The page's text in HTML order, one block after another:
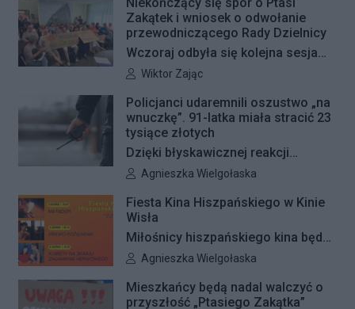
interpelację, w której proponuje
wyznaczenie kolejnych stref FREE
GRAFFITI we współpracy z
Zarządem Dróg Miejskich.
Zakątek i wniosek o odwołanie
przewodniczącego Rady Dzielnicy
Wczoraj odbyła się kolejna sesja
poświęcona procedowaniu
Rady Dzielnicy Żoliborz w sprawie
zaniechania budowy zespołu
przedszkolno-żłobkowego przy ul.
Ficowskiego. Po blisko pięciu
przerwane. Ich kontynuację
zaplanowano na koniec sierpnia
Autor artykułu:
Wiktor Zając
Policjanci udaremnili oszustwo „na
wnuczkę”. 91-latka miała stracić 23
tysiące złotych
Dzięki błyskawicznej reakcji
kryminalnych 91-letnia mieszkanka
oszustów działających metodą „na
letniego mężczyznę w chwili, gdy
przyszedł odebrać przygotowane
przez seniorkę 23 tysiące złotych.
Mężczyzna usłyszał zarzut
Autor artykułu:
Agnieszka Wielgołaska
Fiesta Kina Hiszpańskiego w Kinie
Wisła
Miłośnicy hiszpańskiego kina będą
mieli wyjątkową okazję, by
kultowe filmy Pedra Almodóvara. Od
Autor artykułu:
Agnieszka Wielgołaska
Mieszkańcy będą nadal walczyć o
przyszłość „Ptasiego Zakątka”